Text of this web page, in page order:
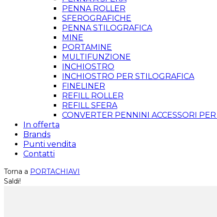
PENNA ROLLER
SFEROGRAFICHE
PENNA STILOGRAFICA
MINE
PORTAMINE
MULTIFUNZIONE
INCHIOSTRO
INCHIOSTRO PER STILOGRAFICA
FINELINER
REFILL ROLLER
REFILL SFERA
CONVERTER PENNINI ACCESSORI
In offerta
Brands
Punti vendita
Contatti
Torna a PORTACHIAVI
Saldi!